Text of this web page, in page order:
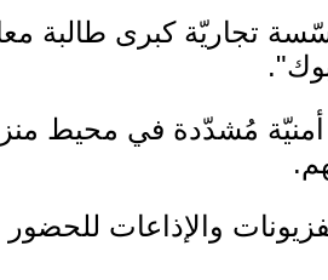
تجاريّة كبرى طالبة
أمنيّة مُشدّدة في محيط
والإذاعات للحضور